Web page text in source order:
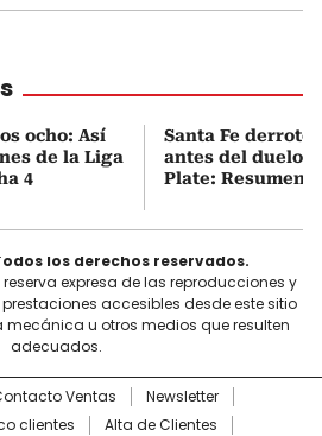
ocho: Así
de la Liga
4
Santa Fe derrotó
antes del duelo
Plate: Resumen
los derechos reservados.
reserva expresa de las reproducciones y
accesibles desde este sitio
mecánica u otros medios que resulten
adecuados.
Ventas
Newsletter
clientes
Alta de Clientes